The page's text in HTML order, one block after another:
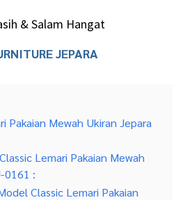
& Salam Hangat
JEPARA
Pakaian Mewah Ukiran Jepara
Lemari Pakaian Mewah
0161 :
Classic Lemari Pakaian